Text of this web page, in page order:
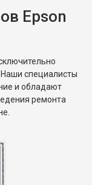
Epson
специалисты
и обладают
ремонта